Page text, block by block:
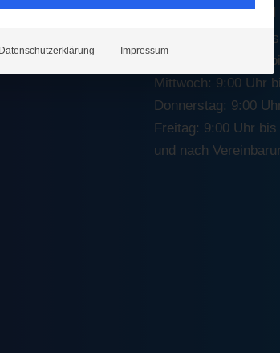
ÖFFNUNGSZEITEN
Montag: 9:00 Uhr
Dienstag: 9:00 Uhr
Mittwoch: 9:00 Uhr
Donnerstag: 9:00
Freitag: 9:00 Uhr bis
und nach
Datenschutzerklärung Impressum